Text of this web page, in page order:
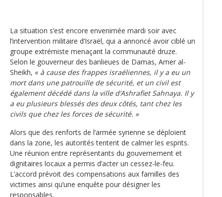
La situation s’est encore envenimée mardi soir avec
l’intervention militaire d’Israël, qui a annoncé avoir ciblé un
groupe extrémiste menaçant la communauté druze.
Selon le gouverneur des banlieues de Damas, Amer al-
Sheikh, « à cause des frappes israéliennes, il y a eu un
mort dans une patrouille de sécurité, et un civil est
également décédé dans la ville d’Ashrafiet Sahnaya. Il y
a eu plusieurs blessés des deux côtés, tant chez les
civils que chez les forces de sécurité. »
Alors que des renforts de l’armée syrienne se déploient
dans la zone, les autorités tentent de calmer les esprits.
Une réunion entre représentants du gouvernement et
dignitaires locaux a permis d’acter un cessez-le-feu.
L’accord prévoit des compensations aux familles des
victimes ainsi qu’une enquête pour désigner les
responsables.